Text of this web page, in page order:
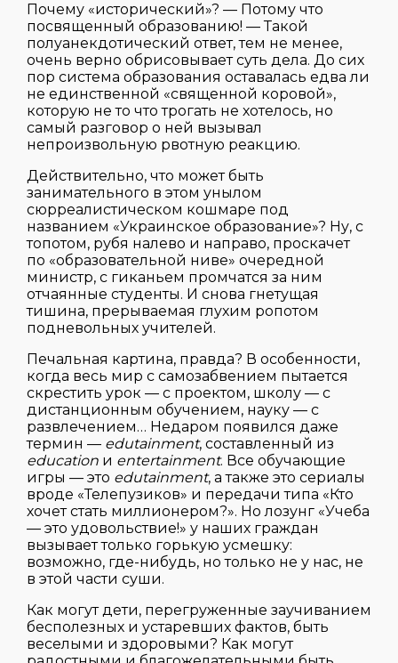
Почему «исторический»? — Потому что
посвященный образованию! — Такой
полуанекдотический ответ, тем не менее,
очень верно обрисовывает суть дела. До сих
пор система образования оставалась едва ли
не единственной «священной коровой»,
которую не то что трогать не хотелось, но
самый разговор о ней вызывал
непроизвольную рвотную реакцию.
Действительно, что может быть
занимательного в этом унылом
сюрреалистическом кошмаре под
названием «Украинское образование»? Ну, с
топотом, рубя налево и направо, проскачет
по «образовательной ниве» очередной
министр, с гиканьем промчатся за ним
отчаянные студенты. И снова гнетущая
тишина, прерываемая глухим ропотом
подневольных учителей.
Печальная картина, правда? В особенности,
когда весь мир с самозабвением пытается
скрестить урок — с проектом, школу — с
дистанционным обучением, науку — с
развлечением… Недаром появился даже
термин — edutainment, составленный из
education и entertainment. Все обучающие
игры — это edutainment, а также это сериалы
вроде «Телепузиков» и передачи типа «Кто
хочет стать миллионером?». Но лозунг «Учеба
— это удовольствие!» у наших граждан
вызывает только горькую усмешку:
возможно, где-нибудь, но только не у нас, не
в этой части суши.
Как могут дети, перегруженные заучиванием
бесполезных и устаревших фактов, быть
веселыми и здоровыми? Как могут